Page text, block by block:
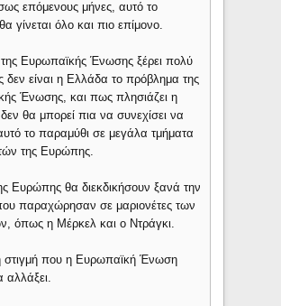
επόμενους μήνες, αυτό το
γίνεται όλο και πιο επίμονο.
Ευρωπαϊκής Ένωσης ξέρει πολύ
είναι η Ελλάδα το πρόβλημα της
Ένωσης, και πως πλησιάζει η
θα μπορεί πια να συνεχίσει να
το παραμύθι σε μεγάλα τμήματα
της Ευρώπης.
Ευρώπης θα διεκδικήσουν ξανά την
παραχώρησαν σε μαριονέτες των
όπως η Μέρκελ και ο Ντράγκι.
στιγμή που η Ευρωπαϊκή Ένωση
αλλάξει.